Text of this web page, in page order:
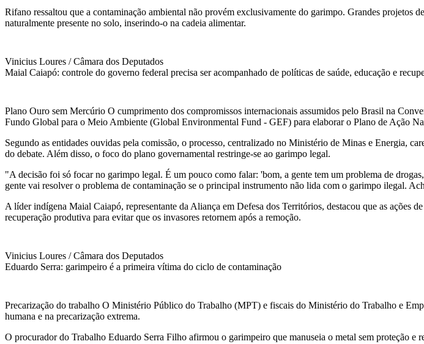
Rifano ressaltou que a contaminação ambiental não provém exclusivamente do garimpo. Grandes projetos
naturalmente presente no solo, inserindo-o na cadeia alimentar.
Vinicius Loures / Câmara dos Deputados
Maial Caiapó: controle do governo federal precisa ser acompanhado de políticas de saúde, educação e
Plano Ouro sem Mercúrio O cumprimento dos compromissos internacionais assumidos pelo Brasil na
Fundo Global para o Meio Ambiente (Global Environmental Fund - GEF) para elaborar o Plano de Ação
Segundo as entidades ouvidas pela comissão, o processo, centralizado no Ministério de Minas e Energia,
do debate. Além disso, o foco do plano governamental restringe-se ao garimpo legal.
"A decisão foi só focar no garimpo legal. É um pouco como falar: 'bom, a gente tem um problema de
gente vai resolver o problema de contaminação se o principal instrumento não lida com o garimpo ilegal.
A líder indígena Maial Caiapó, representante da Aliança em Defesa dos Territórios, destacou que as ações
recuperação produtiva para evitar que os invasores retornem após a remoção.
Vinicius Loures / Câmara dos Deputados
Eduardo Serra: garimpeiro é a primeira vítima do ciclo de contaminação
Precarização do trabalho O Ministério Público do Trabalho (MPT) e fiscais do Ministério do Trabalho e
humana e na precarização extrema.
O procurador do Trabalho Eduardo Serra Filho afirmou o garimpeiro que manuseia o metal sem proteção e